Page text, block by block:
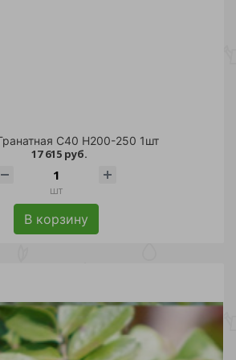
С40 Н200-250 1шт
17 615 руб.
шт
В корзину